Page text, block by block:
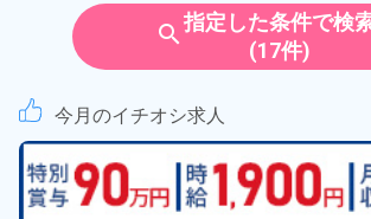
雇用形態 派遣社員
紹介予定派遣
契約社員
正社員
search指定した条件で検
(17件)
今月のイチオシ求人